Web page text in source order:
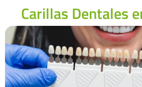
Carillas Dentales